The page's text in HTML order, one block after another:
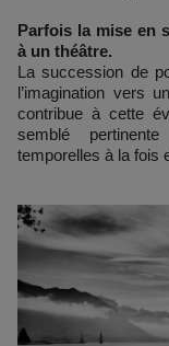
Parfois la mise en
à un théâtre.
La succession de
l’imagination vers
contribue à cette
semblé
temporelles à la fois